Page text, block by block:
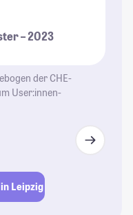
– 2023
der CHE-
User:innen-
Leipzig